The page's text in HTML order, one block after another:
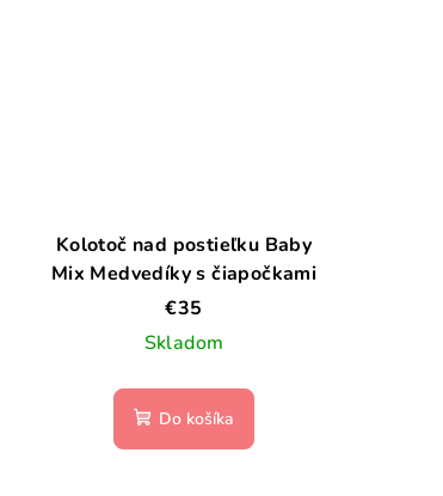
Kolotoč nad postieľku Baby
Mix Medvedíky s čiapočkami
€35
Skladom
Do košíka